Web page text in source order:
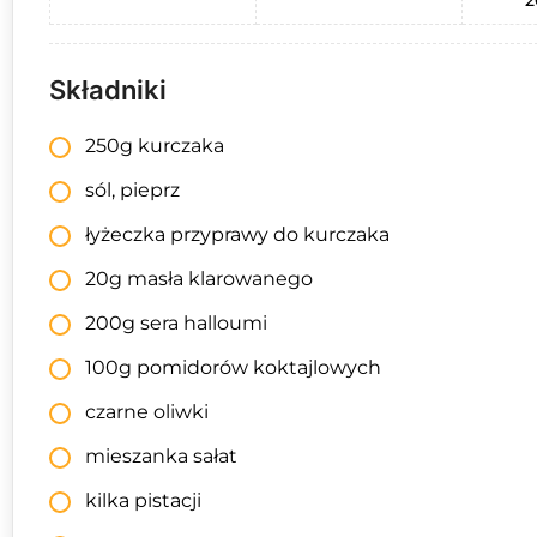
Składniki
250g kurczaka
sól, pieprz
łyżeczka przyprawy do kurczaka
20g masła klarowanego
200g sera halloumi
100g pomidorów koktajlowych
czarne oliwki
mieszanka sałat
kilka pistacji